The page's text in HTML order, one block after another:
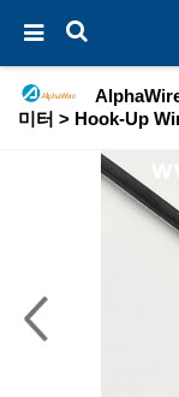
미터 > Hook-Up